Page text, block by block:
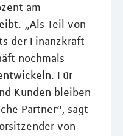
am
„Als Teil von
der Finanzkraft
nochmals
Für
Kunden bleiben
Partner“, sagt
von